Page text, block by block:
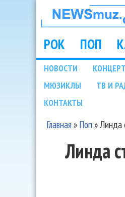
НОВОСТИ
МУЗЫКИ И
ШОУ
Main
РОК ПОП
НОВОСТИ
МЮЗИКЛЫ
ТВ И
КОНТАКТЫ
Главная» Поп»Линда
Линда